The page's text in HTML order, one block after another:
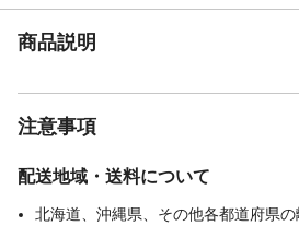
に5～6分付けて
生産国
取り付けられない場
所・条件
本製品は車内用で
でください。
商品説明
注意事項
配送地域・送料について
北海道、沖縄県、その他各都道府県